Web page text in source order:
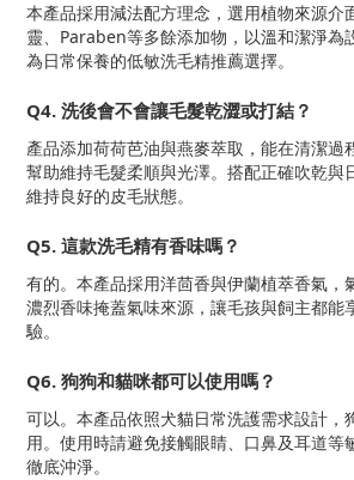
本產品採用減法配方理念，選用植物來源介
靈、Paraben等多餘添加物，以溫和潔淨為
為日常保養的低敏洗毛精推薦選擇。
Q4. 洗後會不會讓毛髮乾澀或打結？
產品添加荷荷芭油與燕麥萃取，能在清潔過
幫助維持毛髮柔順與光澤。搭配正確吹乾與
維持良好的皮毛狀態。
Q5. 這款洗毛精有香味嗎？
有的。本產品採用洋茴香與伊蘭植萃香氣，
濃烈香味掩蓋氣味來源，讓毛孩與飼主都能
驗。
Q6. 狗狗和貓咪都可以使用嗎？
可以。本產品依照犬貓日常洗護需求設計，
用。使用時請避免接觸眼睛、口鼻及耳道等
徹底沖淨。